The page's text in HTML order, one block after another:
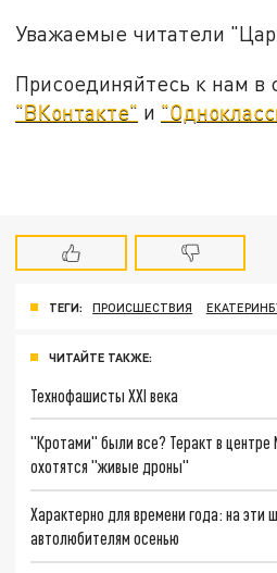
Уважаемые читатели
Присоединяйтесь к нам в
"ВКонтакте" и
ТЕГИ: ПРОИСШЕСТВИЯ
ЧИТАЙТЕ ТАКЖЕ:
Технофашисты XXI века
"Кротами" были все? Теракт в центре
охотятся "живые дроны"
Характерно для времени года: на эти
автолюбителям осенью